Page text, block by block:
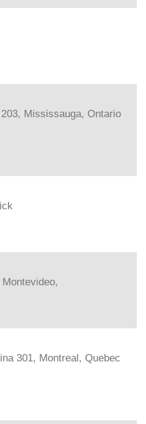
Mississauga, Ontario
301, Montreal, Quebec